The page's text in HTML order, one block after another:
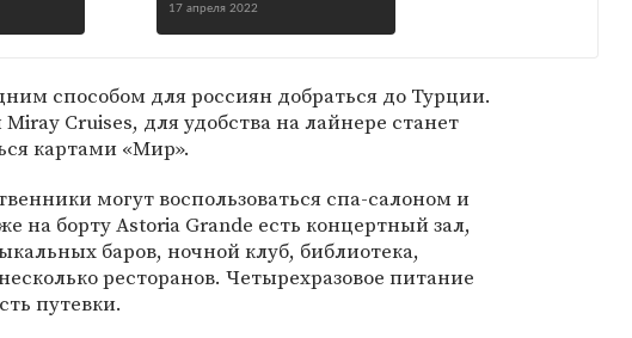
17 апреля 2022
способом для россиян добраться до Турции.
Cruises, для удобства на лайнере станет
картами «Мир».
могут воспользоваться спа-салоном и
на борту Astoria Grande есть концертный зал,
баров, ночной клуб, библиотека,
ресторанов. Четырехразовое питание
путевки.